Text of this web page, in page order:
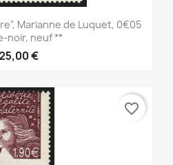
Marianne de Luquet, 0€05
noir, neuf **
25,00 €
favorite_border